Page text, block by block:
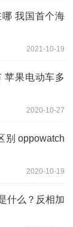
我国首个海
2021-10-19
苹果电动车多
2020-10-27
别 oppowatch
2020-10-19
什么？反相加